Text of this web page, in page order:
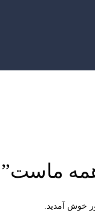
ماست”
خوش آمدید.